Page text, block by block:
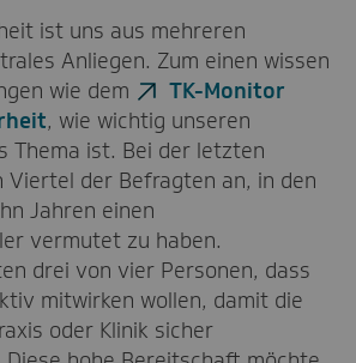
ist uns aus mehreren
Anliegen. Zum einen wissen
wie dem
TK-Monitor
, wie wichtig unseren
Thema ist. Bei der letzten
Viertel der Befragten an, in den
Jahren einen
vermutet zu haben.
drei von vier Personen, dass
mitwirken wollen, damit die
oder Klinik sicher